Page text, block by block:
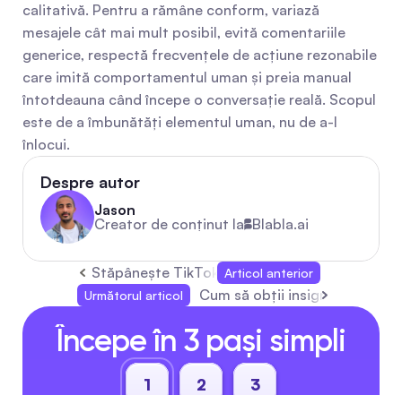
calitativă. Pentru a rămâne conform, variază
mesajele cât mai mult posibil, evită comentariile
generice, respectă frecvențele de acțiune rezonabile
care imită comportamentul uman și preia manual
întotdeauna când începe o conversație reală. Scopul
este de a îmbunătăți elementul uman, nu de a-l
înlocui.
Despre autor
Jason
Creator de conținut la Blabla.ai
Stăpânește TikTok: Funcționalități,
Articol anterior
Următorul articol
Cum să obții insigna de
Începe în 3 pași simpli
1 2 3